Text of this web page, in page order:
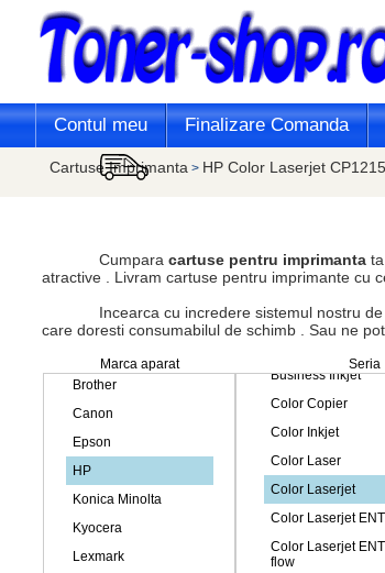
Contul meu Finalizare Comanda
Cartuse Imprimanta > HP Color Laserjet CP1215
Cumpara cartuse pentru imprimanta
atractive . Livram cartuse pentru imprimante cu
Incearca cu incredere sistemul nostru de
care doresti consumabilul de schimb . Sau ne
Marca aparat Seria